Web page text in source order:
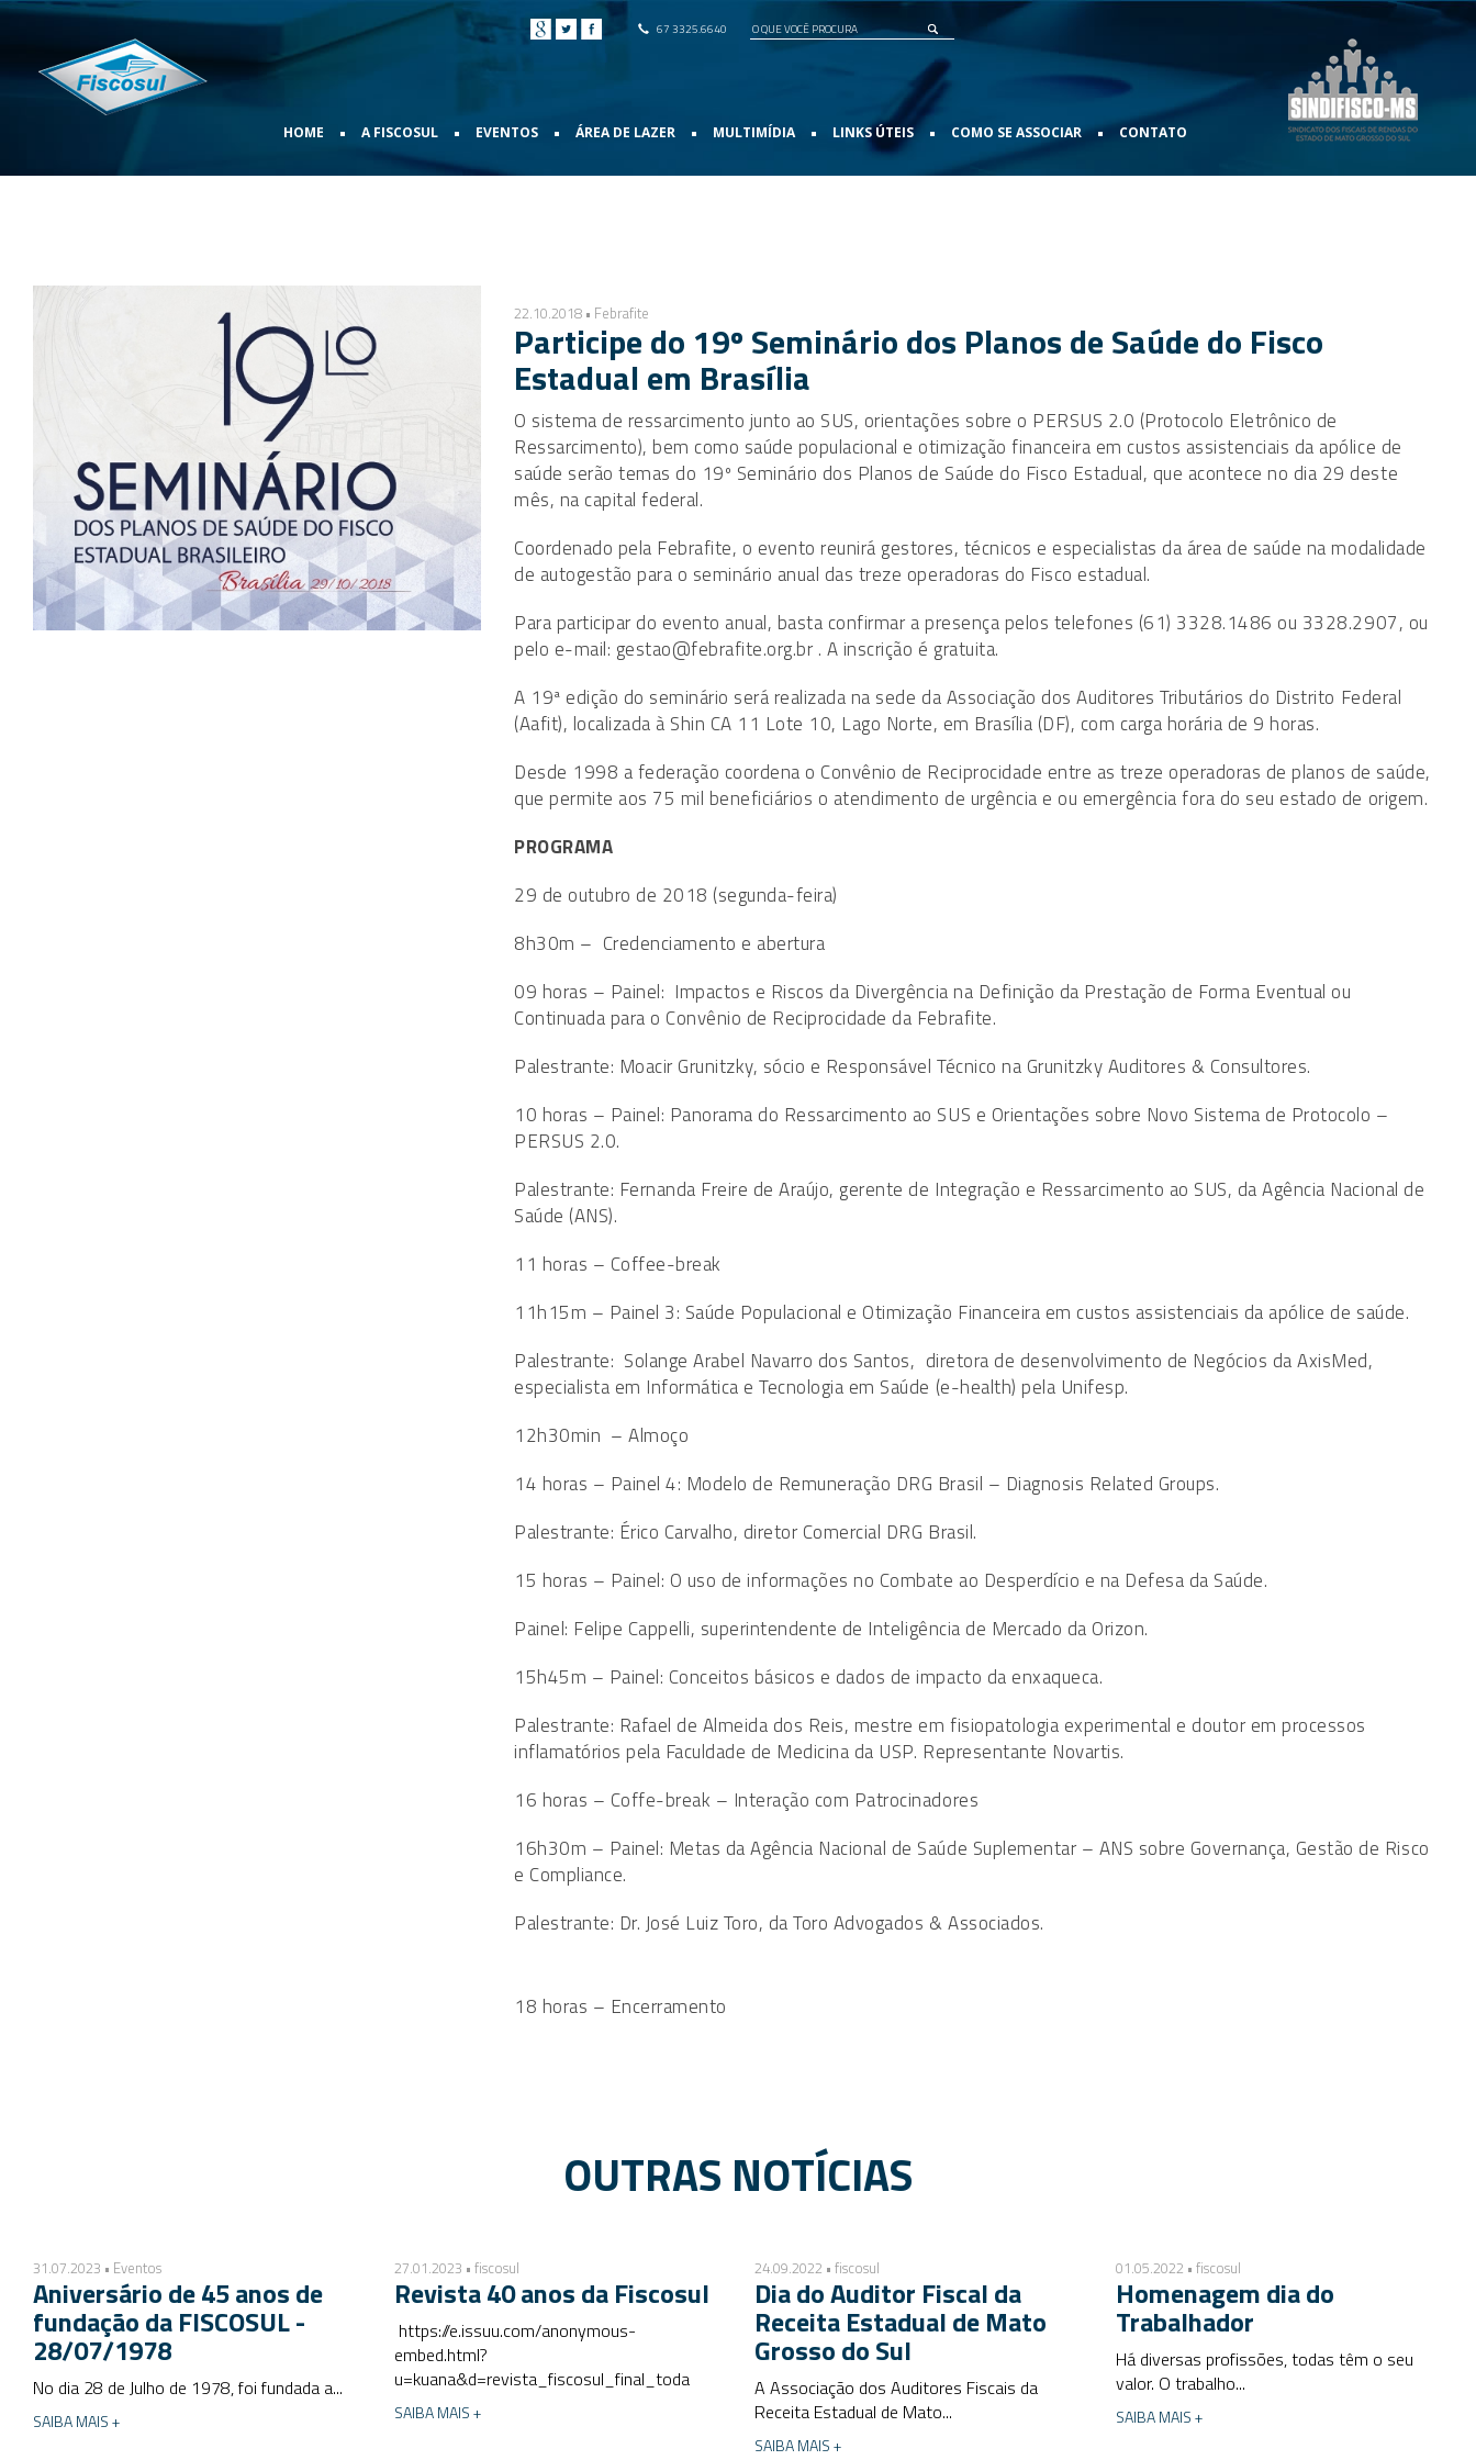
67 3325.6640
HOME • A FISCOSUL • EVENTOS • ÁREA DE LAZER • MULTIMÍDIA • LINKS ÚTEIS • COMO SE ASSOCIAR • CONTATO
22.10.2018 • Febrafite
Participe do 19º Seminário dos Planos de Saúde do Fisco
Estadual em Brasília
O sistema de ressarcimento junto ao SUS, orientações sobre o PERSUS 2.0 (Protocolo Eletrônico de
Ressarcimento), bem como saúde populacional e otimização financeira em custos assistenciais da apólice de
saúde serão temas do 19º Seminário dos Planos de Saúde do Fisco Estadual, que acontece no dia 29 deste
mês, na capital federal.
Coordenado pela Febrafite, o evento reunirá gestores, técnicos e especialistas da área de saúde na modalidade
de autogestão para o seminário anual das treze operadoras do Fisco estadual.
Para participar do evento anual, basta confirmar a presença pelos telefones (61) 3328.1486 ou 3328.2907, ou
pelo e-mail: gestao@febrafite.org.br . A inscrição é gratuita.
A 19ª edição do seminário será realizada na sede da Associação dos Auditores Tributários do Distrito Federal
(Aafit), localizada à Shin CA 11 Lote 10, Lago Norte, em Brasília (DF), com carga horária de 9 horas.
Desde 1998 a federação coordena o Convênio de Reciprocidade entre as treze operadoras de planos de saúde,
que permite aos 75 mil beneficiários o atendimento de urgência e ou emergência fora do seu estado de origem.
PROGRAMA
29 de outubro de 2018 (segunda-feira)
8h30m – Credenciamento e abertura
09 horas – Painel: Impactos e Riscos da Divergência na Definição da Prestação de Forma Eventual ou
Continuada para o Convênio de Reciprocidade da Febrafite.
Palestrante: Moacir Grunitzky, sócio e Responsável Técnico na Grunitzky Auditores & Consultores.
10 horas – Painel: Panorama do Ressarcimento ao SUS e Orientações sobre Novo Sistema de Protocolo –
PERSUS 2.0.
Palestrante: Fernanda Freire de Araújo, gerente de Integração e Ressarcimento ao SUS, da Agência Nacional de
Saúde (ANS).
11 horas – Coffee-break
11h15m – Painel 3: Saúde Populacional e Otimização Financeira em custos assistenciais da apólice de saúde.
Palestrante: Solange Arabel Navarro dos Santos, diretora de desenvolvimento de Negócios da AxisMed,
especialista em Informática e Tecnologia em Saúde (e-health) pela Unifesp.
12h30min – Almoço
14 horas – Painel 4: Modelo de Remuneração DRG Brasil – Diagnosis Related Groups.
Palestrante: Érico Carvalho, diretor Comercial DRG Brasil.
15 horas – Painel: O uso de informações no Combate ao Desperdício e na Defesa da Saúde.
Painel: Felipe Cappelli, superintendente de Inteligência de Mercado da Orizon.
15h45m – Painel: Conceitos básicos e dados de impacto da enxaqueca.
Palestrante: Rafael de Almeida dos Reis, mestre em fisiopatologia experimental e doutor em processos
inflamatórios pela Faculdade de Medicina da USP. Representante Novartis.
16 horas – Coffe-break – Interação com Patrocinadores
16h30m – Painel: Metas da Agência Nacional de Saúde Suplementar – ANS sobre Governança, Gestão de Risco
e Compliance.
Palestrante: Dr. José Luiz Toro, da Toro Advogados & Associados.
18 horas – Encerramento
OUTRAS NOTÍCIAS
31.07.2023 • Eventos
Aniversário de 45 anos de
fundação da FISCOSUL -
28/07/1978
No dia 28 de Julho de 1978, foi fundada a...
SAIBA MAIS +
27.01.2023 • fiscosul
Revista 40 anos da Fiscosul
https://e.issuu.com/anonymous-
embed.html?
u=kuana&d=revista_fiscosul_final_toda
SAIBA MAIS +
24.09.2022 • fiscosul
Dia do Auditor Fiscal da
Receita Estadual de Mato
Grosso do Sul
A Associação dos Auditores Fiscais da
Receita Estadual de Mato...
SAIBA MAIS +
01.05.2022 • fiscosul
Homenagem dia do
Trabalhador
Há diversas profissões, todas têm o seu
valor. O trabalho...
SAIBA MAIS +